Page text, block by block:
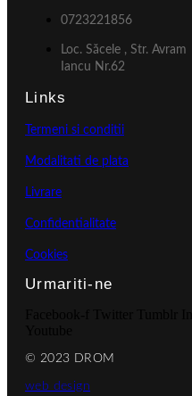
0723221856
Loc. Săcele , Str. Avram
Iancu Nr.62
Links
Termeni si conditii
Modalitati de plata
Livrare
Confidentialitate
Cookies
Urmariti-ne
© 2023 DROM
web design